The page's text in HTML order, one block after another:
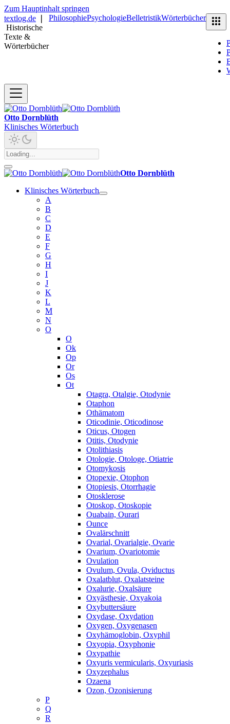
Zum Hauptinhalt springen
textlog.de
Historische
Texte &
Wörterbücher
PhilosophiePsychologieBelletristikWörterbücher
Otto Dornblüth
Klinisches Wörterbuch
Otto Dornblüth
Klinisches Wörterbuch
A
B
C
D
E
F
G
H
I
J
K
L
M
N
O
O
Ok
Op
Or
Os
Ot
Otagra, Otalgie, Otodynie
Otaphon
Othämatom
Oticodinie, Oticodinose
Oticus, Otogen
Otitis, Otodynie
Otolithiasis
Otologie, Otologe, Otiatrie
Otomykosis
Otopexie, Otophon
Otopiesis, Otorrhagie
Otosklerose
Otoskop, Otoskopie
Ouabain, Ourari
Ounce
Ovalärschnitt
Ovarial, Ovarialgie, Ovarie
Ovarium, Ovariotomie
Ovulation
Ovulum, Ovula, Oviductus
Oxalatblut, Oxalatsteine
Oxalurie, Oxalsäure
Oxyästhesie, Oxyakoia
Oxybuttersäure
Oxydase, Oxydation
Oxygen, Oxygenasen
Oxyhämoglobin, Oxyphil
Oxyopia, Oxyphonie
Oxypathie
Oxyuris vermicularis, Oxyuriasis
Oxyzephalus
Ozaena
Ozon, Ozonisierung
P
Q
R